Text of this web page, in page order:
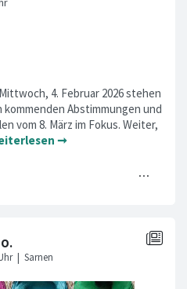
4. Februar 2026 stehen
Abstimmungen und
vom 8. März im Fokus. Weiter,
➞